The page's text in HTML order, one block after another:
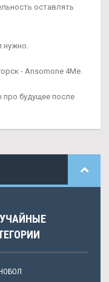
оставлять
- Ansomone 4Me.
про будущее после